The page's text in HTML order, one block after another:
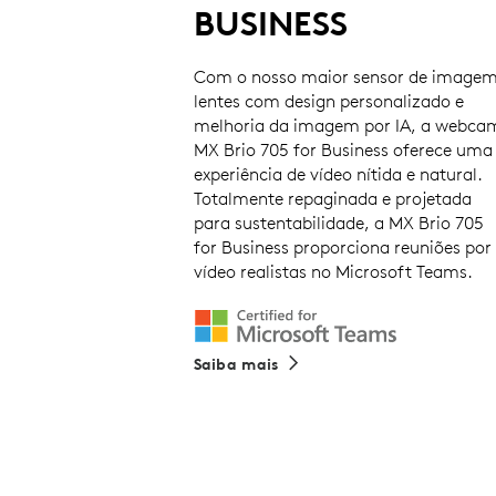
BUSINESS
Com o nosso maior sensor de
lentes com design personalizado e
melhoria da imagem por IA, a
MX Brio 705 for Business oferece uma
experiência de vídeo nítida e natural.
Totalmente repaginada e projetada
para sustentabilidade, a MX Brio 705
for Business proporciona reuniões por
vídeo realistas no Microsoft Teams.
Saiba mais